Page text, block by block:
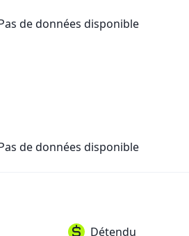
de données disponible
de données disponible
Détendu